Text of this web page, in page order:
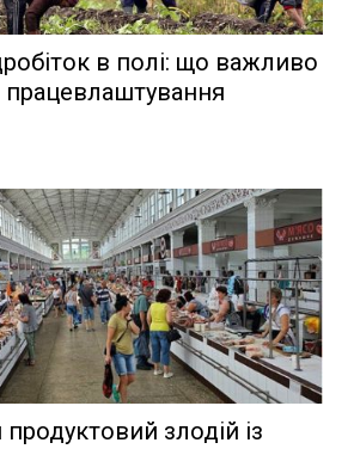
в полі: що важливо
працевлаштування
злодій із